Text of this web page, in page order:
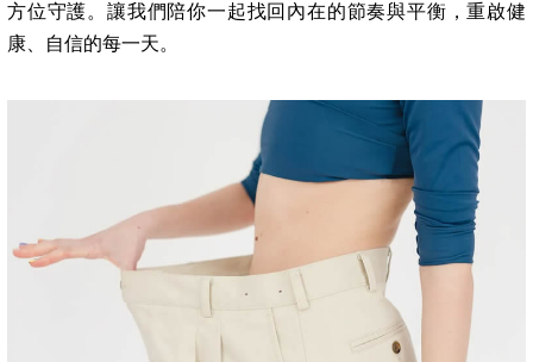
方位守護。讓我們陪你一起找回內在的節奏與平衡，重啟健
康、自信的每一天。